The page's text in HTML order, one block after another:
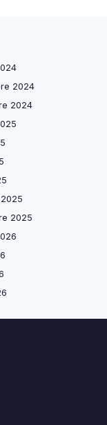
2024
2024
2025